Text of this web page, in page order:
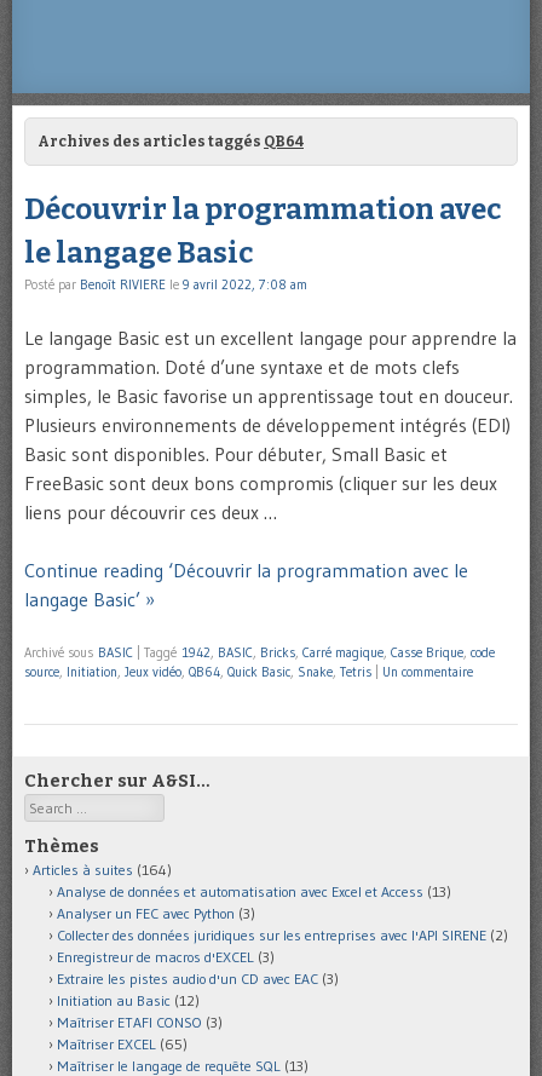
Archives des articles taggés QB64
Découvrir la programmation avec
le langage Basic
Posté par Benoît RIVIERE le 9 avril 2022, 7:08 am
Le langage Basic est un excellent langage pour apprendre la
programmation. Doté d’une syntaxe et de mots clefs
simples, le Basic favorise un apprentissage tout en douceur.
Plusieurs environnements de développement intégrés (EDI)
Basic sont disponibles. Pour débuter, Small Basic et
FreeBasic sont deux bons compromis (cliquer sur les deux
liens pour découvrir ces deux …
Continue reading ‘Découvrir la programmation avec le
langage Basic’ »
Archivé sous BASIC Taggé 1942, BASIC, Bricks, Carré magique, Casse Brique, code
source, Initiation, Jeux vidéo, QB64, Quick Basic, Snake, Tetris Un commentaire
Chercher sur A&SI…
Search
Thèmes
Articles à suites (164)
Analyse de données et automatisation avec Excel et Access (13)
Analyser un FEC avec Python (3)
Collecter des données juridiques sur les entreprises avec l'API SIRENE (2)
Enregistreur de macros d'EXCEL (3)
Extraire les pistes audio d'un CD avec EAC (3)
Initiation au Basic (12)
Maîtriser ETAFI CONSO (3)
Maîtriser EXCEL (65)
Maîtriser le langage de requête SQL (13)